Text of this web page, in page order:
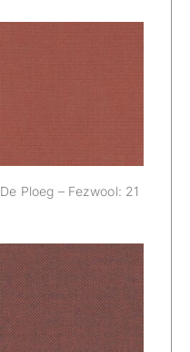
De Ploeg – Fezwool: 21
De Ploeg –
Fezwool: 28